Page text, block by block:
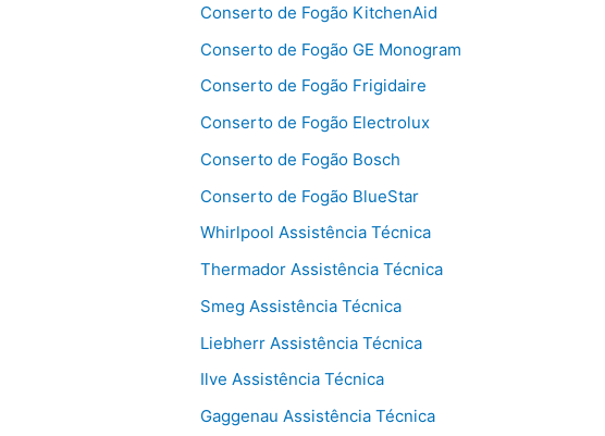
Conserto de Fogão KitchenAid
Conserto de Fogão GE Monogram
Conserto de Fogão Frigidaire
Conserto de Fogão Electrolux
Conserto de Fogão Bosch
Conserto de Fogão BlueStar
Whirlpool Assistência Técnica
Thermador Assistência Técnica
Smeg Assistência Técnica
Liebherr Assistência Técnica
Ilve Assistência Técnica
Gaggenau Assistência Técnica